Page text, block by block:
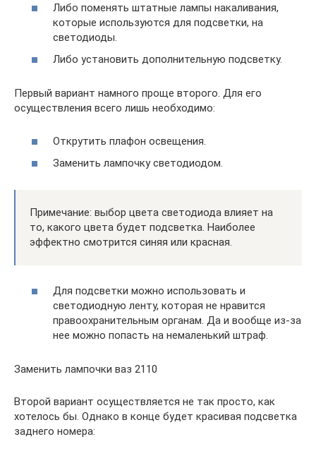
Либо поменять штатные лампы накаливания,
которые используются для подсветки, на
светодиоды.
Либо установить дополнительную подсветку.
Первый вариант намного проще второго. Для его
осуществления всего лишь необходимо:
Открутить плафон освещения.
Заменить лампочку светодиодом.
Примечание: выбор цвета светодиода влияет на
то, какого цвета будет подсветка. Наиболее
эффектно смотрится синяя или красная.
Для подсветки можно использовать и
светодиодную ленту, которая не нравится
правоохранительным органам. Да и вообще из-за
нее можно попасть на немаленький штраф.
Заменить лампочки ваз 2110
Второй вариант осуществляется не так просто, как
хотелось бы. Однако в конце будет красивая подсветка
заднего номера: